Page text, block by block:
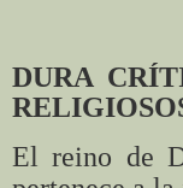
DURA
El reino de